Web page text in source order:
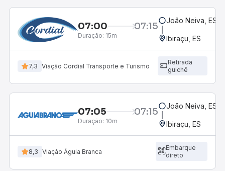
07:00 07:15
Duração: 15m
João Neiva, ES
Ibiraçu, ES
7,3 Viação Cordial Transporte e Turismo
Retirada
guichê
07:05 07:15
Duração: 10m
João Neiva, ES
Ibiraçu, ES
8,3 Viação Águia Branca
Embarque
direto